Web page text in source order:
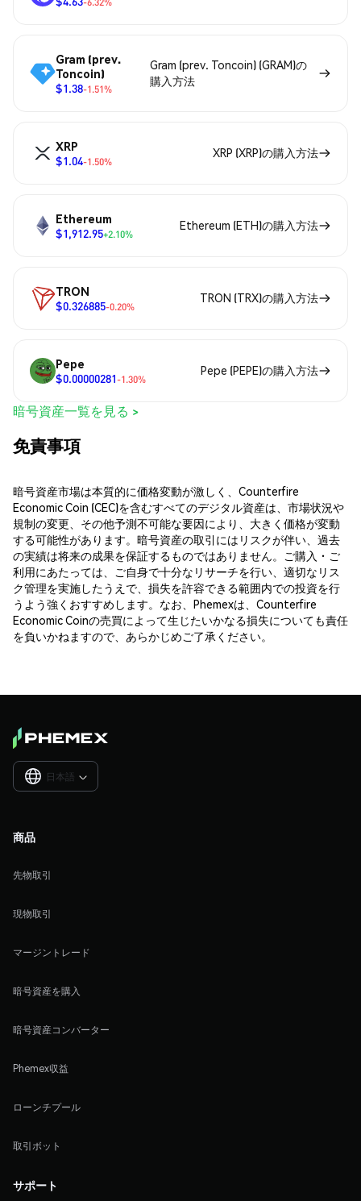
Gram (prev.
Toncoin)
$1.38-1.51%
Gram (prev. Toncoin) (GRAM)の
購入方法
XRP
$1.04-1.50%
XRP (XRP)の購入方法
Ethereum
$1,912.95+2.10%
Ethereum (ETH)の購入方法
TRON
$0.326885-0.20%
TRON (TRX)の購入方法
Pepe
$0.00000281-1.30%
Pepe (PEPE)の購入方法
暗号資産一覧を見る >
免責事項
暗号資産市場は本質的に価格変動が激しく、Counterfire
Economic Coin (CEC)を含むすべてのデジタル資産は、市場状況や
規制の変更、その他予測不可能な要因により、大きく価格が変動
する可能性があります。暗号資産の取引にはリスクが伴い、過去
の実績は将来の成果を保証するものではありません。ご購入・ご
利用にあたっては、ご自身で十分なリサーチを行い、適切なリス
ク管理を実施したうえで、損失を許容できる範囲内での投資を行
うよう強くおすすめします。なお、Phemexは、Counterfire
Economic Coinの売買によって生じたいかなる損失についても責任
を負いかねますので、あらかじめご了承ください。
日本語 
商品
先物取引
現物取引
マージントレード
暗号資産を購入
暗号資産コンバーター
Phemex収益
ローンチプール
取引ボット
サポート